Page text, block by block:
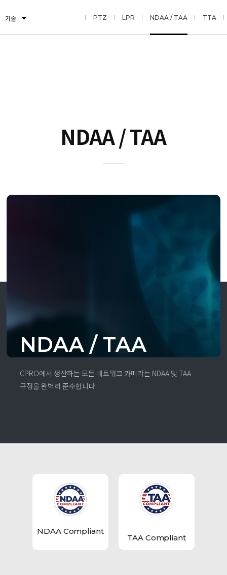
기술 PTZ LPR NDAA / TAA TTA
NDAA / TAA
NDAA / TAA
CPRO에서 생산하는 모든 네트워크 카메라는 NDAA 및 TAA
규정을 완벽히 준수합니다.
NDAA Compliant
TAA Compliant